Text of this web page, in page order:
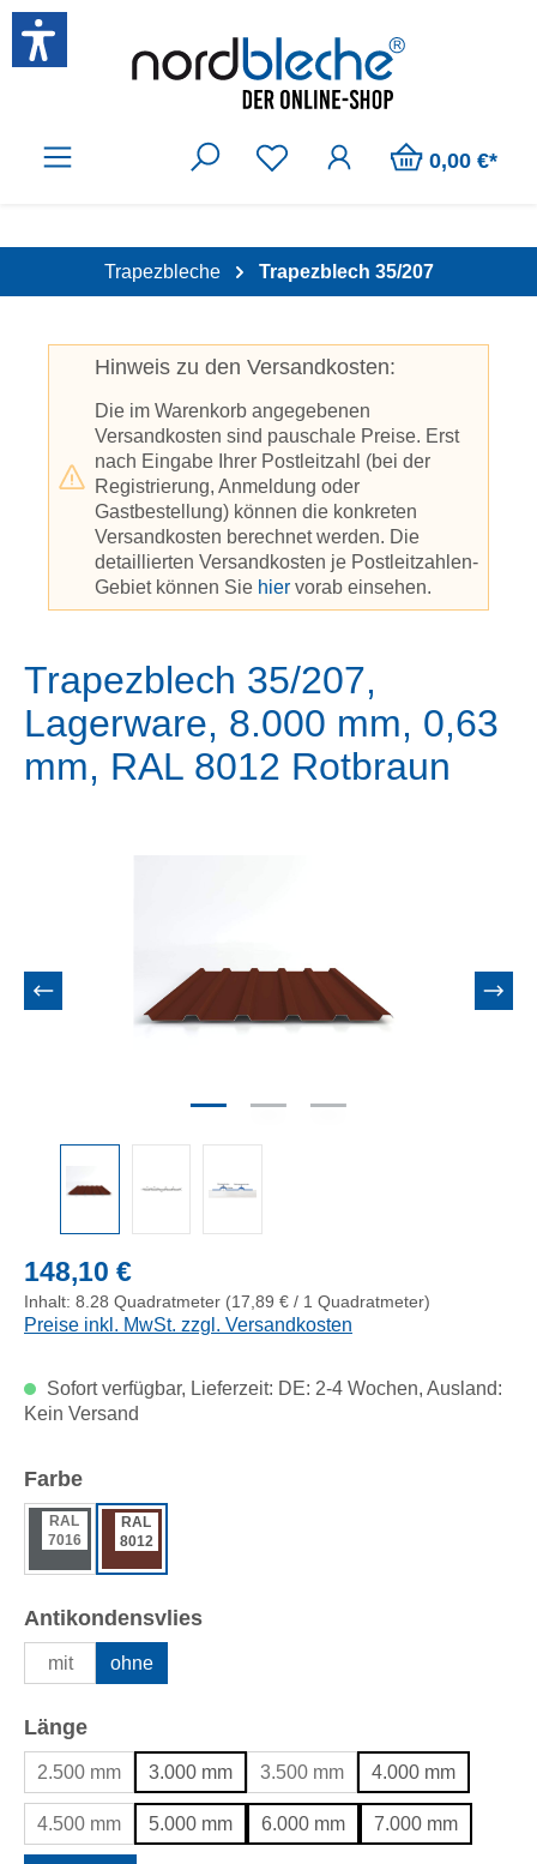
Zum Hauptinhalt springen
0,00 €*
Trapezbleche Trapezblech 35/207
Hinweis zu den Versandkosten:
Die im Warenkorb angegebenen
Versandkosten sind pauschale Preise. Erst
nach Eingabe Ihrer Postleitzahl (bei der
Registrierung, Anmeldung oder
Gastbestellung) können die konkreten
Versandkosten berechnet werden. Die
detaillierten Versandkosten je Postleitzahlen-
Gebiet können Sie hier vorab einsehen.
Trapezblech 35/207,
Lagerware, 8.000 mm, 0,63
mm, RAL 8012 Rotbraun
Regulärer Preis:
148,10 €
Inhalt: 8.28 Quadratmeter (17,89 € / 1 Quadratmeter)
Preise inkl. MwSt. zzgl. Versandkosten
Sofort verfügbar, Lieferzeit: DE: 2-4 Wochen, Ausland:
Kein Versand
Farbeauswählen
RAL
7016
RAL
8012
Antikondensvliesauswählen
mit ohne
Längeauswählen
2.500 mm 3.000 mm 3.500 mm 4.000 mm
4.500 mm 5.000 mm 6.000 mm 7.000 mm